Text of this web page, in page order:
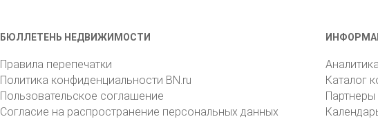
БЮЛЛЕТЕНЬ НЕДВИЖИМОСТИ
Правила перепечатки
Политика конфиденциальности BN.ru
Пользовательское соглашение
Согласие на распространение персональных данных
Каталог
Партнеры